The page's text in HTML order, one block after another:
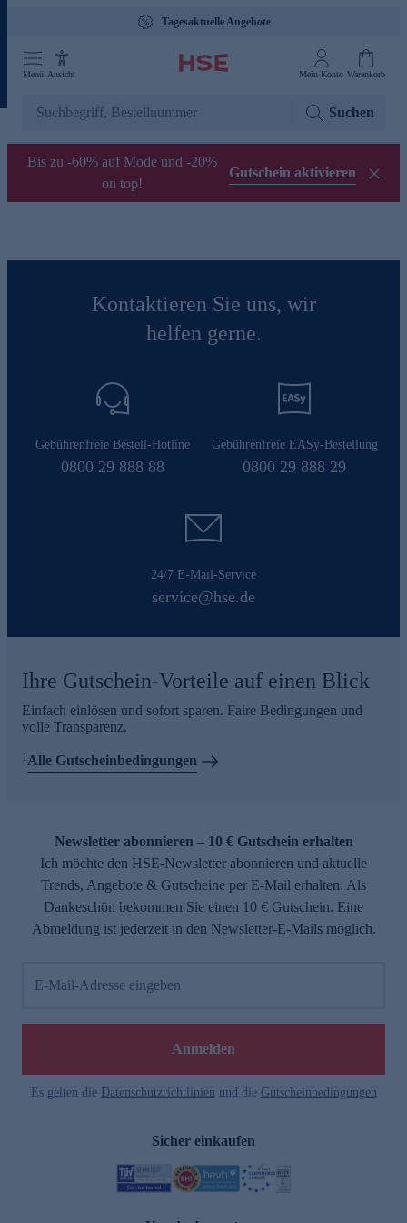
Tagesaktuelle Angebote
Menü Ansicht Mein Konto Warenkorb
Suchen
Bis zu -60% auf Mode und -20%
on top!
Gutschein aktivieren
Kontaktieren Sie uns, wir
helfen gerne.
Gebührenfreie Bestell-Hotline
0800 29 888 88
Gebührenfreie EASy-Bestellung
0800 29 888 29
24/7 E-Mail-Service
service@hse.de
Ihre Gutschein-Vorteile auf einen Blick
Einfach einlösen und sofort sparen. Faire Bedingungen und
volle Transparenz.
1Alle Gutscheinbedingungen
Newsletter abonnieren – 10 € Gutschein erhalten
Ich möchte den HSE-Newsletter abonnieren und aktuelle
Trends, Angebote & Gutscheine per E-Mail erhalten. Als
Dankeschön bekommen Sie einen 10 € Gutschein. Eine
Abmeldung ist jederzeit in den Newsletter-E-Mails möglich.
E-Mail-Adresse eingeben
Anmelden
Es gelten die Datenschutzrichtlinien und die Gutscheinbedingungen
Sicher einkaufen